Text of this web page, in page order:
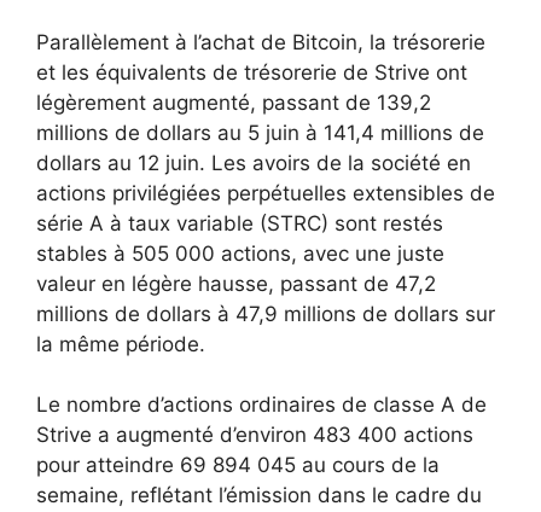
Parallèlement à l’achat de Bitcoin, la trésorerie
et les équivalents de trésorerie de Strive ont
légèrement augmenté, passant de 139,2
millions de dollars au 5 juin à 141,4 millions de
dollars au 12 juin. Les avoirs de la société en
actions privilégiées perpétuelles extensibles de
série A à taux variable (STRC) sont restés
stables à 505 000 actions, avec une juste
valeur en légère hausse, passant de 47,2
millions de dollars à 47,9 millions de dollars sur
la même période.
Le nombre d’actions ordinaires de classe A de
Strive a augmenté d’environ 483 400 actions
pour atteindre 69 894 045 au cours de la
semaine, reflétant l’émission dans le cadre du